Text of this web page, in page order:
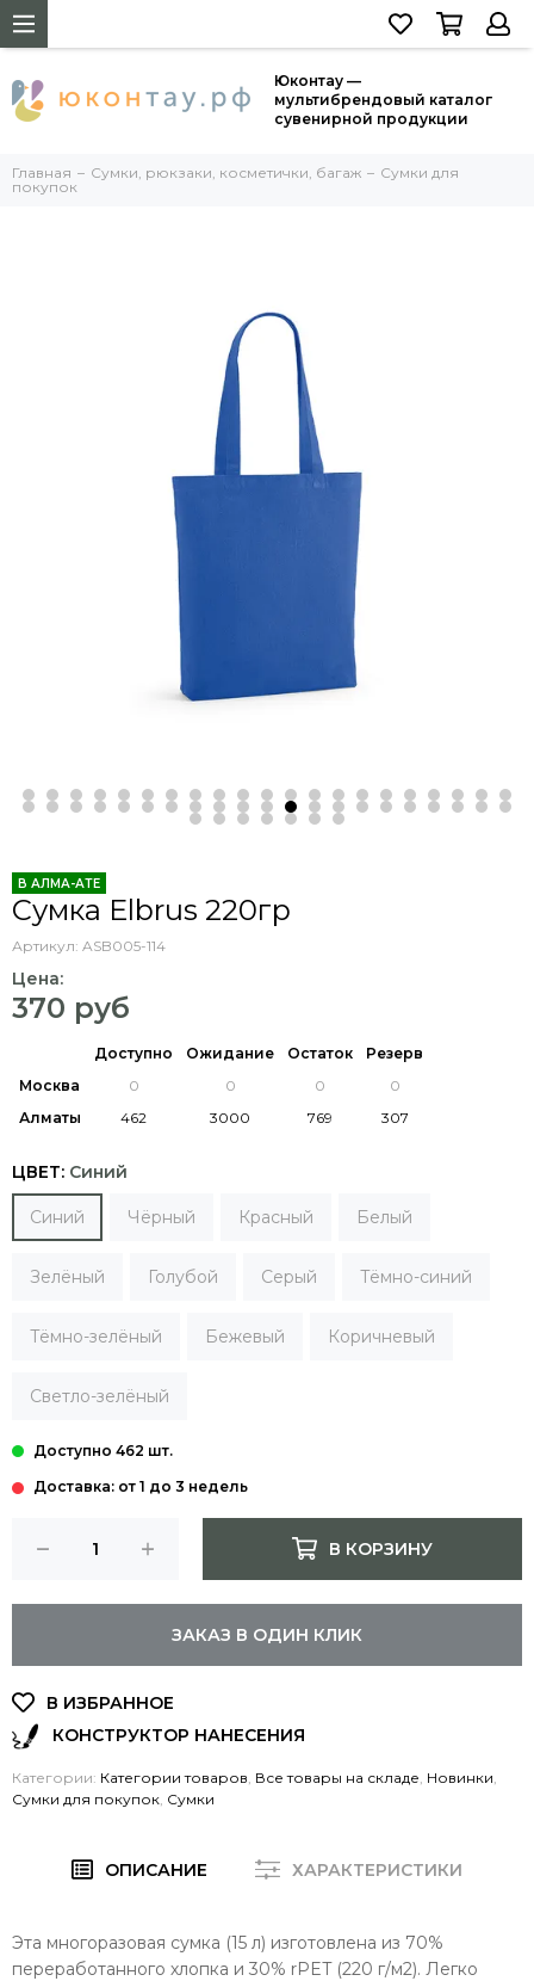
Юконтау —
мультибрендовый каталог
сувенирной продукции
Главная Сумки, рюкзаки, косметички, багаж
Сумки для
покупок
В АЛМА-АТЕ
Сумка Elbrus 220гр
Артикул: ASB005-114
Цена:
370 руб
Доступно Ожидание Остаток
Резерв
Москва
Алматы
ЦВЕТ: Синий
Синий Чёрный Красный Белый
Зелёный Голубой Серый Тёмно-синий
Тёмно-зелёный Бежевый Коричневый
Светло-зелёный
Доставка: от 1 до 3 недель
В КОРЗИНУ
ЗАКАЗ В ОДИН КЛИК
КОНСТРУКТОР НАНЕСЕНИЯ
Категории: Категории товаров Все товары на складе Новинки
Сумки для покупок Сумки
ОПИСАНИЕ ХАРАКТЕРИСТИКИ
Эта многоразовая сумка (15 л) изготовлена ​​из 70%
переработанного хлопка и 30% rPET (220 г/м2). Легко